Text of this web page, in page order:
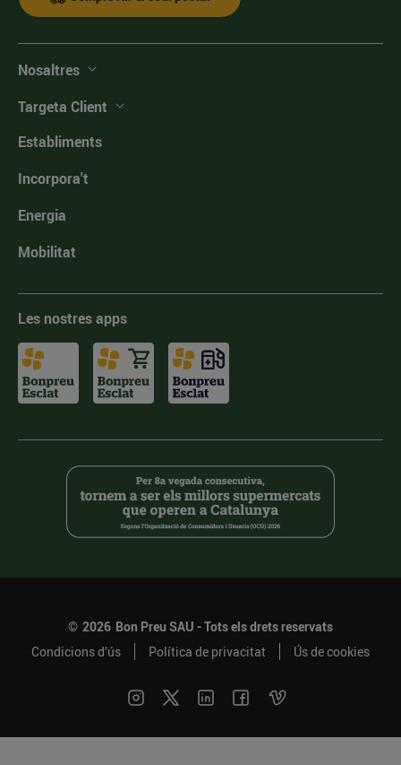
Nosaltres
Targeta Client
Establiments
Incorpora't
Energia
Mobilitat
Les nostres apps
© 2026 Bon Preu SAU - Tots els drets reservats
Condicions d’ús
Política de privacitat Ús de cookies